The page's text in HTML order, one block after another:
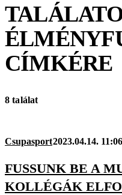
CÍMKÉRE
8 találat
Csupasport2023.04.14. 11:06
FUSSUNK BE A
KOLLÉGÁK